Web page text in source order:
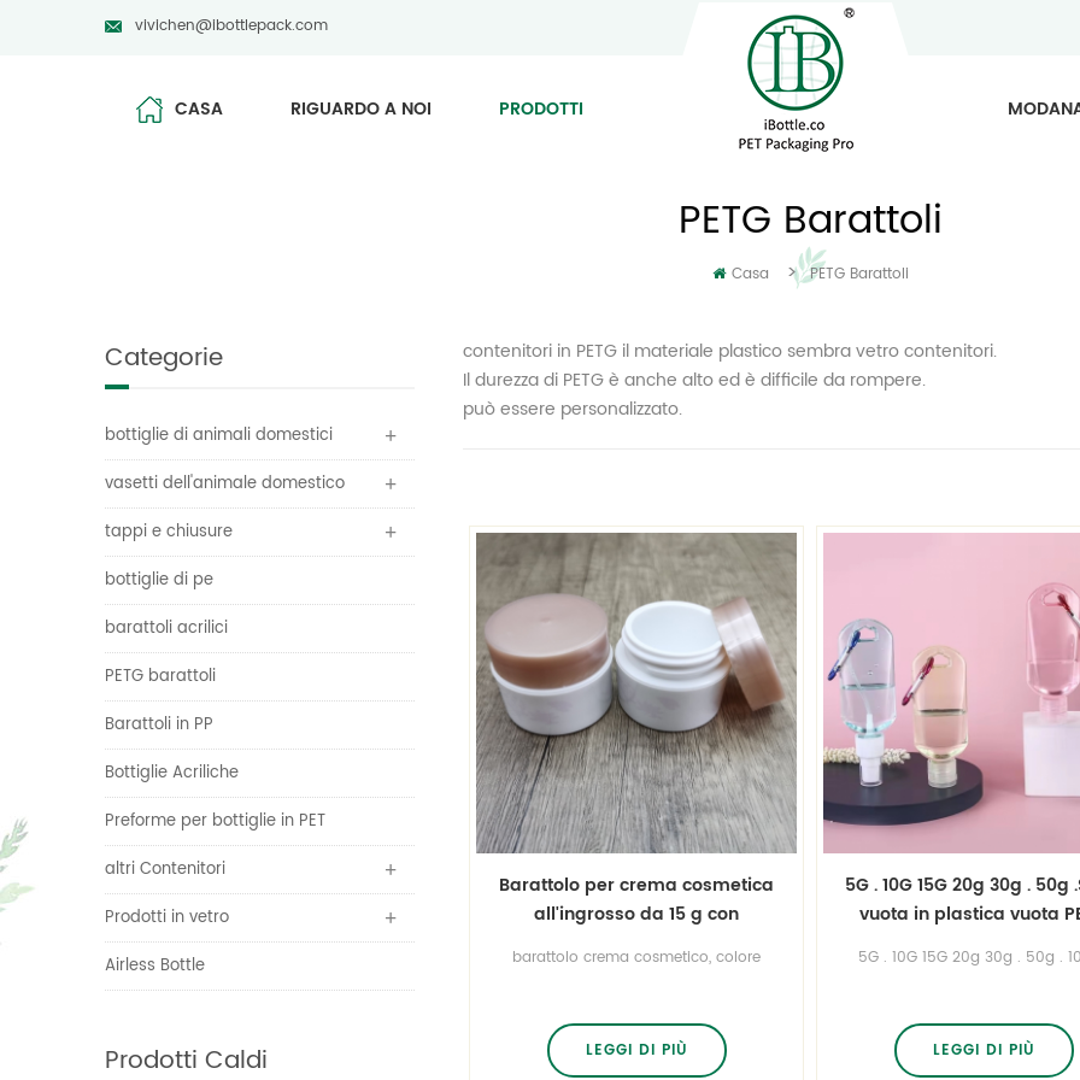
vivichen@ibottlepack.com
CASA RIGUARDO A NOI PRODOTTI
PETG Barattoli
Casa > PETG Barattoli
contenitori in PETG il materiale plastico sembra vetro contenitori.
Il durezza di PETG è anche alto ed è difficile da rompere.
può essere personalizzato.
Barattolo per crema cosmetica
all'ingrosso da 15 g con
barattolo crema cosmetico, colore
LEGGI DI PIÙ
5G . 10G 15G 20g 30g . 50g
vuota in plastica vuota
5G . 10G 15G 20g 30g . 50g .
LEGGI DI PIÙ
Categorie
bottiglie di animali domestici
vasetti dell'animale domestico
tappi e chiusure
bottiglie di pe
barattoli acrilici
PETG barattoli
Barattoli in PP
Bottiglie Acriliche
Preforme per bottiglie in PET
altri Contenitori
Prodotti in vetro
Airless Bottle
Prodotti Caldi